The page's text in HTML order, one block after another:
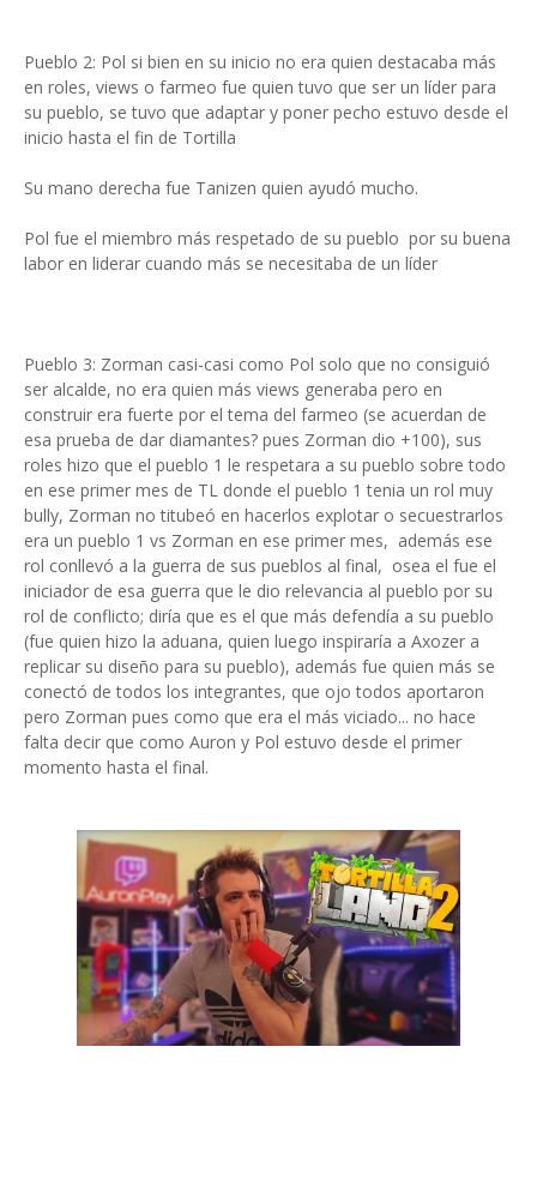
Pueblo 2: Pol si bien en su inicio no era quien destacaba más
en roles, views o farmeo fue quien tuvo que ser un líder para
su pueblo, se tuvo que adaptar y poner pecho estuvo desde el
inicio hasta el fin de Tortilla
Su mano derecha fue Tanizen quien ayudó mucho.
Pol fue el miembro más respetado de su pueblo por su buena
labor en liderar cuando más se necesitaba de un líder
Pueblo 3: Zorman casi-casi como Pol solo que no consiguió
ser alcalde, no era quien más views generaba pero en
construir era fuerte por el tema del farmeo (se acuerdan de
esa prueba de dar diamantes? pues Zorman dio +100), sus
roles hizo que el pueblo 1 le respetara a su pueblo sobre todo
en ese primer mes de TL donde el pueblo 1 tenia un rol muy
bully, Zorman no titubeó en hacerlos explotar o secuestrarlos
era un pueblo 1 vs Zorman en ese primer mes, además ese
rol conllevó a la guerra de sus pueblos al final, osea el fue el
iniciador de esa guerra que le dio relevancia al pueblo por su
rol de conflicto; diría que es el que más defendía a su pueblo
(fue quien hizo la aduana, quien luego inspiraría a Axozer a
replicar su diseño para su pueblo), además fue quien más se
conectó de todos los integrantes, que ojo todos aportaron
pero Zorman pues como que era el más viciado... no hace
falta decir que como Auron y Pol estuvo desde el primer
momento hasta el final.